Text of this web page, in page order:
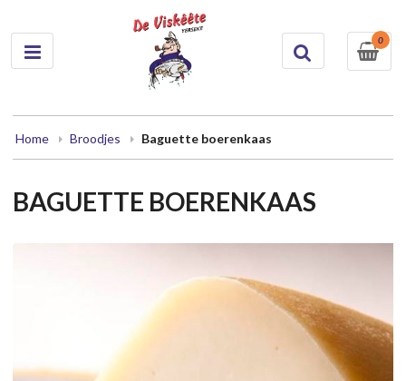
0
Home Broodjes Baguette boerenkaas
BAGUETTE BOERENKAAS